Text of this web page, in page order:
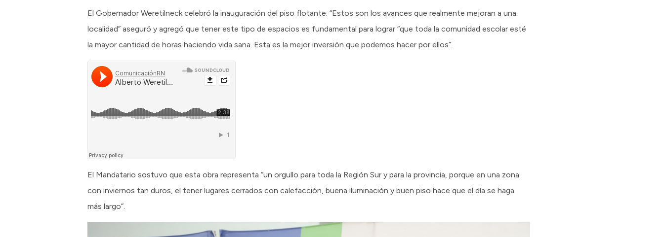
El Gobernador Weretilneck celebró la inauguración del piso flotante: “Estos son los avances que realmente mejoran a una
localidad” aseguró y agregó que tener este tipo de espacios es fundamental para lograr “que toda la comunidad escolar esté
la mayor cantidad de horas haciendo vida sana. Esta es la mejor inversión que podemos hacer por ellos”.
El Mandatario sostuvo que esta obra representa “un orgullo para toda la Región Sur y para la provincia, porque en una zona
con inviernos tan duros, el tener lugares cerrados con calefacción, buena iluminación y buen piso hace que el día se haga
más largo”.